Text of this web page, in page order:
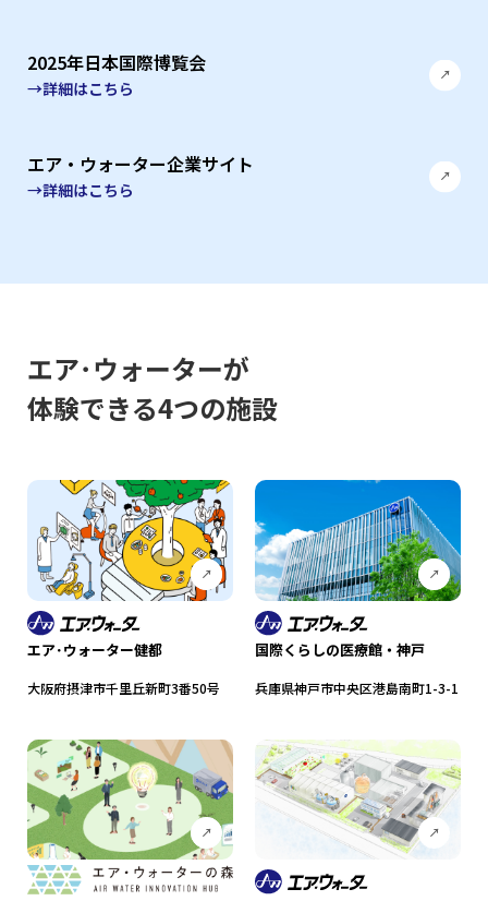
2025年日本国際博覧会
→詳細はこちら
エア・ウォーター企業サイト
→詳細はこちら
エア･ウォーターが
体験できる4つの施設
エア･ウォーター健都
大阪府摂津市千里丘新町3番50号
国際くらしの医療館・神戸
兵庫県神戸市中央区港島南町1-3-1